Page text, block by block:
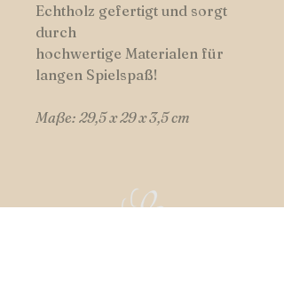
Echtholz gefertigt und sorgt
durch
hochwertige Materialen für
langen Spielspaß!
Maße: 29,5 x 29 x 3,5 cm